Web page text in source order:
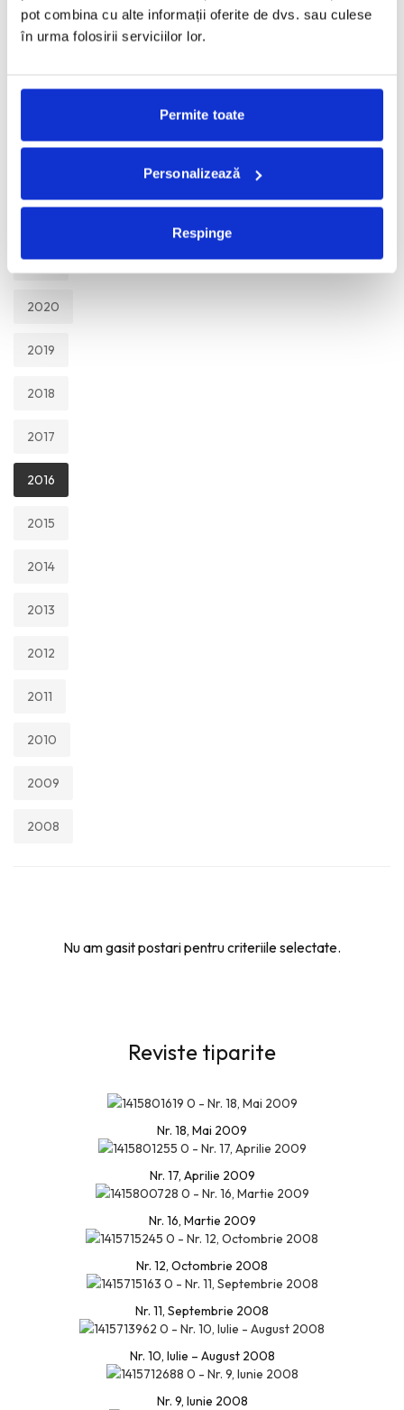
pot combina cu alte informații oferite de dvs. sau culese
în urma folosirii serviciilor lor.
Permite toate
Personalizează
Respinge
2026
2025
2021
2020
2019
2018
2017
2016
2015
2014
2013
2012
2011
2010
2009
2008
Nu am gasit postari pentru criteriile selectate.
Reviste tiparite
Nr. 18, Mai 2009
Nr. 17, Aprilie 2009
Nr. 16, Martie 2009
Nr. 12, Octombrie 2008
Nr. 11, Septembrie 2008
Nr. 10, Iulie – August 2008
Nr. 9, Iunie 2008